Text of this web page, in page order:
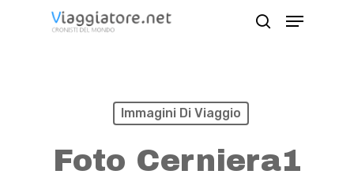
Menu
Immagini Di Viaggio
Foto Cerniera1